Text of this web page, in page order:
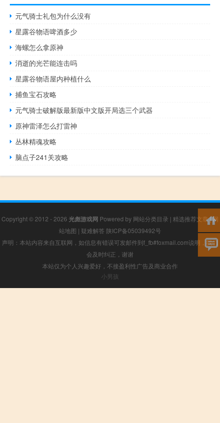
元气骑士礼包为什么没有
星露谷物语啤酒多少
海螺怎么拿原神
消逝的光芒能连击吗
星露谷物语屋内种植什么
捕鱼宝石攻略
元气骑士破解版最新版中文版开局选三个武器
原神雷泽怎么打雷神
丛林精魂攻略
脑点子241关攻略
Copyright © 2012 - 2026 光彪游戏网 Powered by 网站分类目录 | 精选推荐文章|网
站地图 | 疑难解答 陕ICP备05039492号
声明：本站内容来自互联网，如信息有错误可发邮件到f_fb#foxmail.com说明，我们
会及时纠正，谢谢
本站仅为个人兴趣爱好，不接盈利性广告及商业合作
小男孩